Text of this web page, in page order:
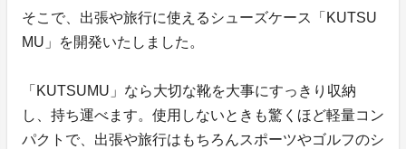
そこで、出張や旅行に使えるシューズケース「KUTSU
MU」を開発いたしました。
「KUTSUMU」なら大切な靴を大事にすっきり収納
し、持ち運べます。使用しないときも驚くほど軽量コン
パクトで、出張や旅行はもちろんスポーツやゴルフのシ